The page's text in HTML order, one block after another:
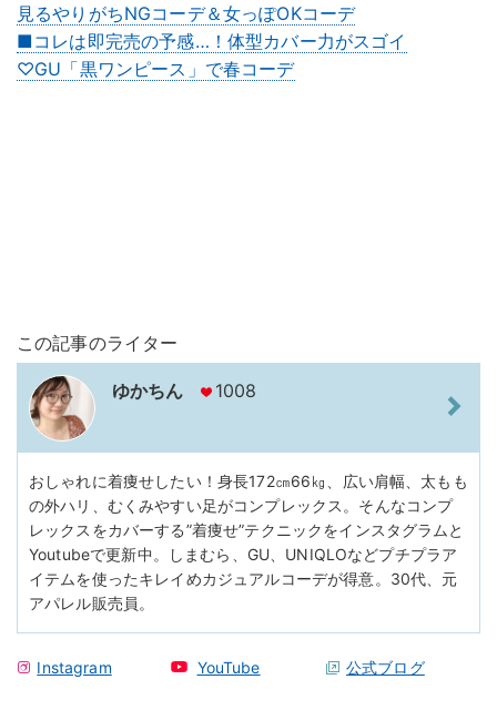
見るやりがちNGコーデ＆女っぽOKコーデ
■コレは即完売の予感…！体型カバー力がスゴイ
♡GU「黒ワンピース」で春コーデ
この記事のライター
ゆかちん 1008
おしゃれに着痩せしたい！身長172㎝66㎏、広い肩幅、太もも
の外ハリ、むくみやすい足がコンプレックス。そんなコンプ
レックスをカバーする”着痩せ”テクニックをインスタグラムと
Youtubeで更新中。しまむら、GU、UNIQLOなどプチプラア
イテムを使ったキレイめカジュアルコーデが得意。30代、元
アパレル販売員。
Instagram YouTube 公式ブログ